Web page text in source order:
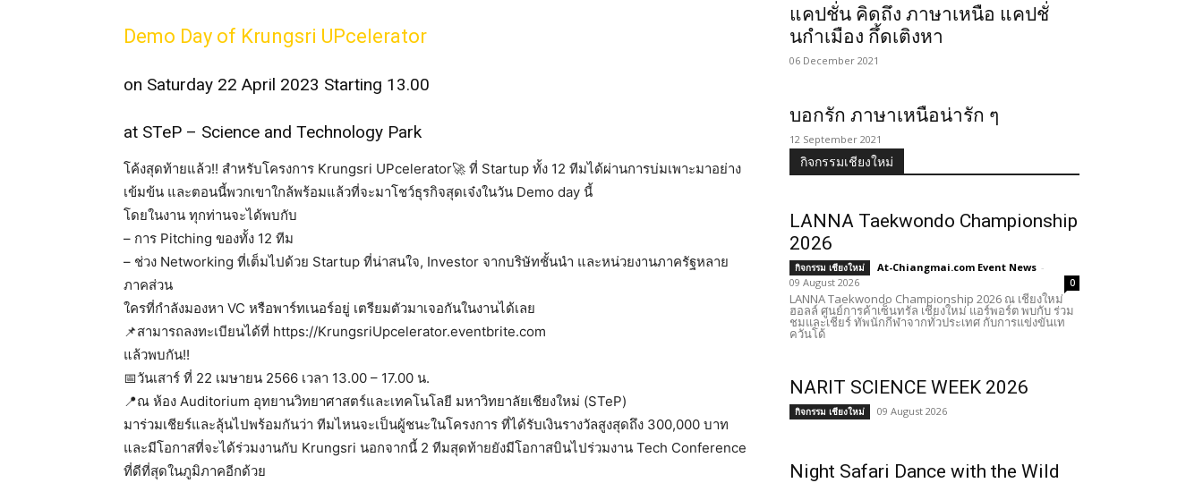
Demo Day of Krungsri UPcelerator
on Saturday 22 April 2023 Starting 13.00
at STeP – Science and Technology Park
โค้งสุดท้ายแล้ว!! สำหรับโครงการ Krungsri UPcelerator🚀 ที่ Startup ทั้ง 12 ทีมได้ผ่านการบ่มเพาะมาอย่าง
เข้มข้น และตอนนี้พวกเขาใกล้พร้อมแล้วที่จะมาโชว์ธุรกิจสุดเจ๋งในวัน Demo day นี้
โดยในงาน ทุกท่านจะได้พบกับ
– การ Pitching ของทั้ง 12 ทีม
– ช่วง Networking ที่เต็มไปด้วย Startup ที่น่าสนใจ, Investor จากบริษัทชั้นนำ และหน่วยงานภาครัฐหลาย
ภาคส่วน
ใครที่กำลังมองหา VC หรือพาร์ทเนอร์อยู่ เตรียมตัวมาเจอกันในงานได้เลย
📌สามารถลงทะเบียนได้ที่ https://KrungsriUpcelerator.eventbrite.com
แล้วพบกัน!!
📅วันเสาร์ ที่ 22 เมษายน 2566 เวลา 13.00 – 17.00 น.
📍ณ ห้อง Auditorium อุทยานวิทยาศาสตร์และเทคโนโลยี มหาวิทยาลัยเชียงใหม่ (STeP)
มาร่วมเชียร์และลุ้นไปพร้อมกันว่า ทีมไหนจะเป็นผู้ชนะในโครงการ ที่ได้รับเงินรางวัลสูงสุดถึง 300,000 บาท
และมีโอกาสที่จะได้ร่วมงานกับ Krungsri นอกจากนี้ 2 ทีมสุดท้ายยังมีโอกาสบินไปร่วมงาน Tech Conference
ที่ดีที่สุดในภูมิภาคอีกด้วย
แคปชั่น คิดถึง ภาษาเหนือ แคปชั่
นกำเมือง กึ้ดเติงหา
06 December 2021
บอกรัก ภาษาเหนือน่ารัก ๆ
12 September 2021
กิจกรรมเชียงใหม่
LANNA Taekwondo Championship
2026
กิจกรรม เชียงใหม่ At-Chiangmai.com Event News -
09 August 2026
0
LANNA Taekwondo Championship 2026 ณ เชียงใหม่
ฮอลล์ ศูนย์การค้าเซ็นทรัล เชียงใหม่ แอร์พอร์ต พบกับ ร่วม
ชมและเชียร์ ทัพนักกีฬาจากทั่วประเทศ กับการแข่งขันเท
ควันโด้
NARIT SCIENCE WEEK 2026
กิจกรรม เชียงใหม่ 09 August 2026
Night Safari Dance with the Wild